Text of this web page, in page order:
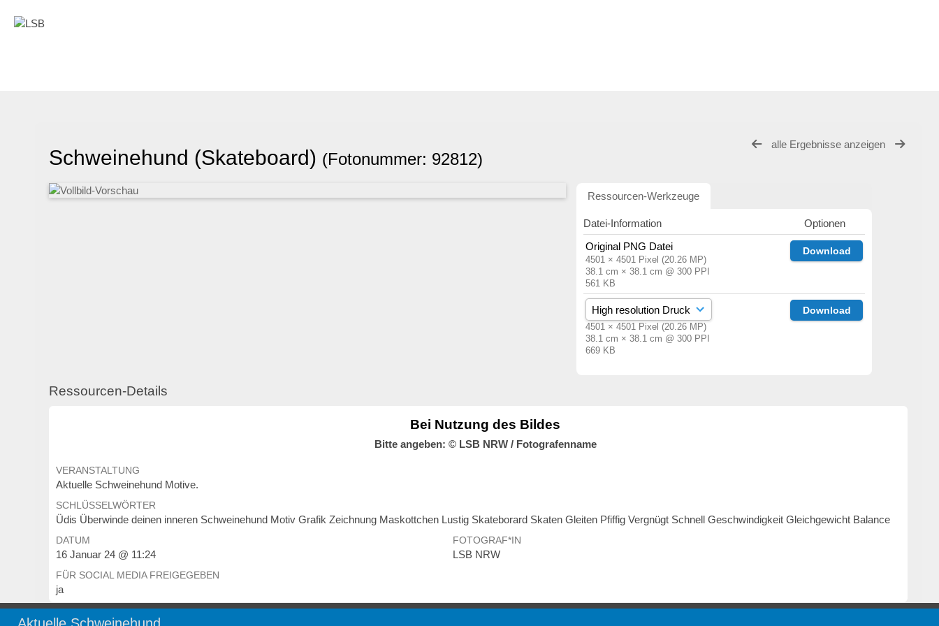
alle Ergebnisse anzeigen
Schweinehund (Skateboard) (Fotonummer: 92812)
Ressourcen-Werkzeuge
Datei-Information
Optionen
Original PNG Datei
4501 × 4501 Pixel (20.26 MP)
38.1 cm × 38.1 cm @ 300 PPI
561 KB
Download
4501 × 4501 Pixel (20.26 MP)
38.1 cm × 38.1 cm @ 300 PPI
669 KB
Download
Ressourcen-Details
Bei Nutzung des Bildes
Bitte angeben: © LSB NRW / Fotografenname
VERANSTALTUNG
Aktuelle Schweinehund Motive.
SCHLÜSSELWÖRTER
Üdis Überwinde deinen inneren Schweinehund Motiv Grafik Zeichnung Maskottchen Lustig Skateborard Skaten Gleiten Pfiffig Vergnügt Schnell Geschwindigkeit Gleichgewicht Balance
DATUM
16 Januar 24 @ 11:24
FOTOGRAF*IN
LSB NRW
FÜR SOCIAL MEDIA FREIGEGEBEN
ja